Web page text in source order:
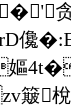
贪
�:E
梲